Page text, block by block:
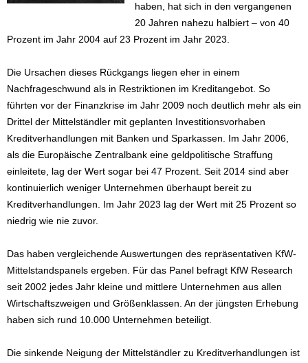
haben, hat sich in den vergangenen
20 Jahren nahezu halbiert – von 40
Prozent im Jahr 2004 auf 23 Prozent im Jahr 2023.
Die Ursachen dieses Rückgangs liegen eher in einem
Nachfrageschwund als in Restriktionen im Kreditangebot. So
führten vor der Finanzkrise im Jahr 2009 noch deutlich mehr als ein
Drittel der Mittelständler mit geplanten Investitionsvorhaben
Kreditverhandlungen mit Banken und Sparkassen. Im Jahr 2006,
als die Europäische Zentralbank eine geldpolitische Straffung
einleitete, lag der Wert sogar bei 47 Prozent. Seit 2014 sind aber
kontinuierlich weniger Unternehmen überhaupt bereit zu
Kreditverhandlungen. Im Jahr 2023 lag der Wert mit 25 Prozent so
niedrig wie nie zuvor.
Das haben vergleichende Auswertungen des repräsentativen KfW-
Mittelstandspanels ergeben. Für das Panel befragt KfW Research
seit 2002 jedes Jahr kleine und mittlere Unternehmen aus allen
Wirtschaftszweigen und Größenklassen. An der jüngsten Erhebung
haben sich rund 10.000 Unternehmen beteiligt.
Die sinkende Neigung der Mittelständler zu Kreditverhandlungen ist